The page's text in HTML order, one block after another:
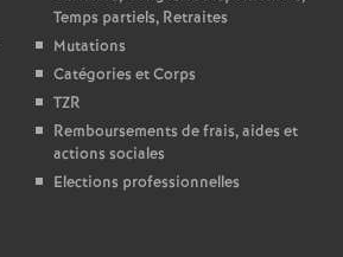
c
o
n
Temps partiels, Retraites
Mutations
Catégories et Corps
TZR
Remboursements de frais, aides et
actions sociales
Elections professionnelles